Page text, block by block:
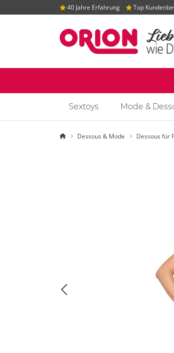
40 Jahre Erfahrung Top
Sextoys Mode &
StartseiteDessous & Mode Dessous für